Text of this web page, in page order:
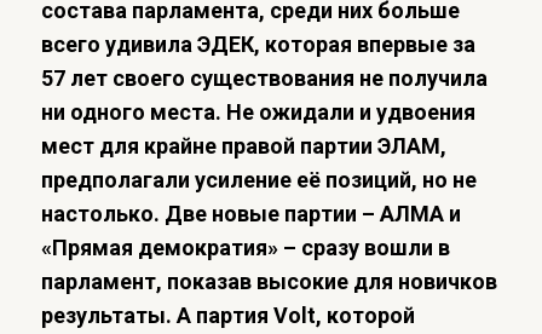
состава парламента, среди них больше
всего удивила ЭДЕК, которая впервые за
57 лет своего существования не получила
ни одного места. Не ожидали и удвоения
мест для крайне правой партии ЭЛАМ,
предполагали усиление её позиций, но не
настолько. Две новые партии – АЛМА и
«Прямая демократия» – сразу вошли в
парламент, показав высокие для новичков
результаты. А партия Volt, которой